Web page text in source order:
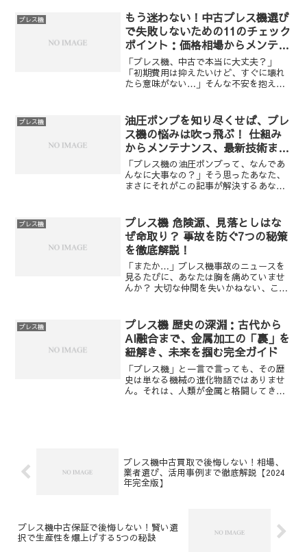
ければいいのか分からない…そんな悩
み、よく分かります！ こ...
プレス機
もう迷わない！中古プレス機選び
で失敗しないための11のチェック
ポイント：価格相場からメンテナ
ンス、高価買取まで徹底解剖
「プレス機、中古で本当に大丈夫？」
「初期費用は抑えたいけど、すぐに壊れ
たら意味がない…」そんな不安を抱えて
無駄にしてしまう可能性があります。し
かし、この記事を読めば、そ...
プレス機
油圧ポンプを知り尽くせば、プレ
ス機の悩みは吹っ飛ぶ！ 仕組み
からメンテナンス、最新技術まで
完全網羅
「プレス機の油圧ポンプって、なんであ
んなに大事なの？」そう思ったあなた、
まさにそれがこの記事が解決するあなた
ブルシューティング、果ては最新技術ま
で、油圧ポンプに関する...
プレス機
プレス機 危険源、見落としはな
ぜ命取り？ 事故を防ぐ7つの秘策
を徹底解説！
「またか…」プレス機事故のニュースを
見るたびに、あなたは胸を痛めていませ
んか？ 大切な仲間を失いかねない、この
ようにプレス機に潜む危険源を暴き出
し、事故を未然に防ぐための...
プレス機
プレス機 歴史の深淵：古代から
AI融合まで、金属加工の「裏」を
紐解き、未来を掴む完全ガイド
「プレス機」と一言で言っても、その歴
史は単なる機械の進化物語ではありませ
ん。それは、人類が金属と格闘してきた
プレス機中古買取で後悔しない！相場、
業者選び、活用事例まで徹底解説【2024
年完全版】
プレス機中古保証で後悔しない！賢い選
択で生産性を爆上げする5つの秘訣